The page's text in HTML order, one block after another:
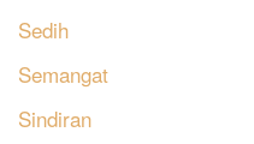
Sedih
Semangat
Sindiran